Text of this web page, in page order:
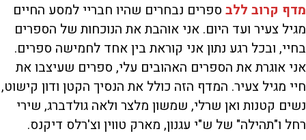
מדף קרוב ללב ספרים נבחרים שהיו חבריי למסע החיים
מגיל צעיר ועד היום. אני אוהבת את הנוכחות של הספרים
בחיי, ובכל רגע נתון אני קוראת בין אחד לחמישה ספרים.
אני אוגרת את הספרים האהובים עלי, ספרים שעיצבו את
חיי מגיל צעיר. המדף הזה כולל את הנסיך הקטן ודון קישוט,
נשים קטנות ואן שרלי, שמשון מלצר ולאה גולדברג, שירי
רחל ו"תהילה" של ש"י עגנון, מארק טווין וצ'רלס דיקנס.